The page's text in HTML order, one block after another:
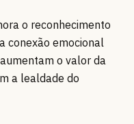
o reconhecimento
conexão emocional
o valor da
a lealdade do